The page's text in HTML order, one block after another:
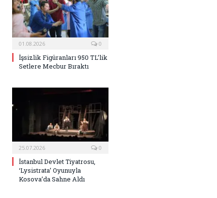
01.08.2026 0
İşsizlik Figüranları 950 TL’lik
Setlere Mecbur Bıraktı
25.07.2026 0
İstanbul Devlet Tiyatrosu,
‘Lysistrata’ Oyunuyla
Kosova’da Sahne Aldı